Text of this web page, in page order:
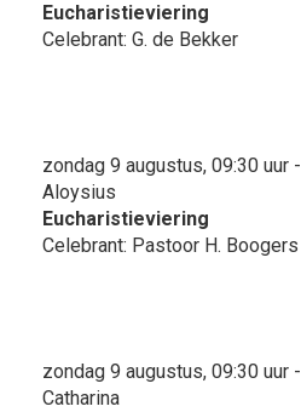
Eucharistieviering
Celebrant: G. de Bekker
zondag 9 augustus, 09:30 uur -
Aloysius
Eucharistieviering
Celebrant: Pastoor H. Boogers
zondag 9 augustus, 09:30 uur -
Catharina